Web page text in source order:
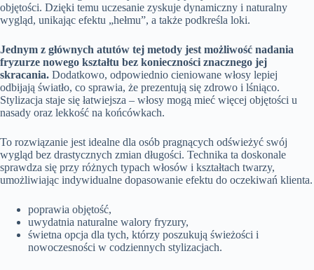
objętości. Dzięki temu uczesanie zyskuje dynamiczny i naturalny
wygląd, unikając efektu „hełmu”, a także podkreśla loki.
Jednym z głównych atutów tej metody jest możliwość nadania
fryzurze nowego kształtu bez konieczności znacznego jej
skracania. Dodatkowo, odpowiednio cieniowane włosy lepiej
odbijają światło, co sprawia, że prezentują się zdrowo i lśniąco.
Stylizacja staje się łatwiejsza – włosy mogą mieć więcej objętości u
nasady oraz lekkość na końcówkach.
To rozwiązanie jest idealne dla osób pragnących odświeżyć swój
wygląd bez drastycznych zmian długości. Technika ta doskonale
sprawdza się przy różnych typach włosów i kształtach twarzy,
umożliwiając indywidualne dopasowanie efektu do oczekiwań klienta.
poprawia objętość,
uwydatnia naturalne walory fryzury,
świetna opcja dla tych, którzy poszukują świeżości i
nowoczesności w codziennych stylizacjach.